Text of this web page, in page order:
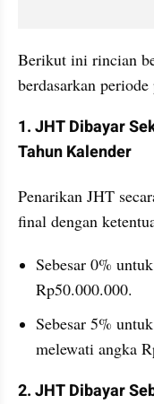
Berikut ini rincian
berdasarkan
1. JHT Dibayar
Tahun Kalender
Penarikan JHT
final dengan
Sebesar 0%
Rp50.000.000.
Sebesar 5%
melewati angka
2. JHT Dibayar